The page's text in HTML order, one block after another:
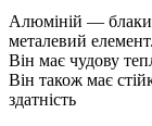
Алюміній —
металевий елемент.
Він має чудову
Він також має
здатність